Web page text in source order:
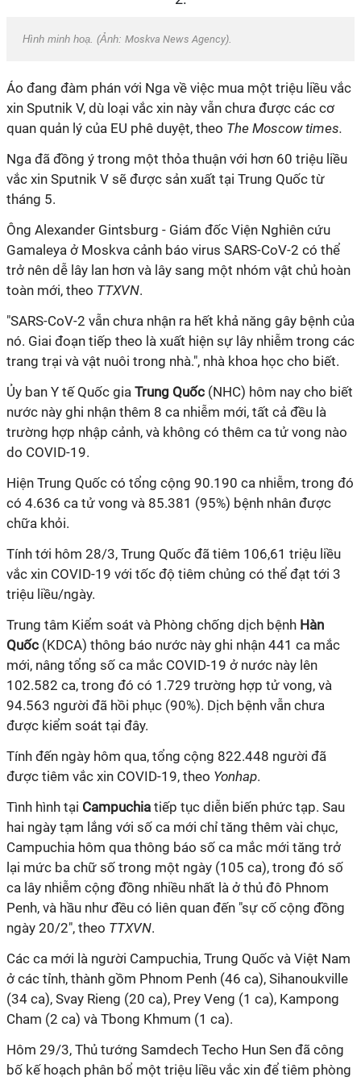
Hình minh hoạ. (Ảnh: Moskva News Agency).
Áo đang đàm phán với Nga về việc mua một triệu liều vắc
xin Sputnik V, dù loại vắc xin này vẫn chưa được các cơ
quan quản lý của EU phê duyệt, theo The Moscow times.
Nga đã đồng ý trong một thỏa thuận với hơn 60 triệu liều
vắc xin Sputnik V sẽ được sản xuất tại Trung Quốc từ
tháng 5.
Ông Alexander Gintsburg - Giám đốc Viện Nghiên cứu
Gamaleya ở Moskva cảnh báo virus SARS-CoV-2 có thể
trở nên dễ lây lan hơn và lây sang một nhóm vật chủ hoàn
toàn mới, theo TTXVN.
"SARS-CoV-2 vẫn chưa nhận ra hết khả năng gây bệnh của
nó. Giai đoạn tiếp theo là xuất hiện sự lây nhiễm trong các
trang trại và vật nuôi trong nhà.", nhà khoa học cho biết.
Ủy ban Y tế Quốc gia Trung Quốc (NHC) hôm nay cho biết
nước này ghi nhận thêm 8 ca nhiễm mới, tất cả đều là
trường hợp nhập cảnh, và không có thêm ca tử vong nào
do COVID-19.
Hiện Trung Quốc có tổng cộng 90.190 ca nhiễm, trong đó
có 4.636 ca tử vong và 85.381 (95%) bệnh nhân được
chữa khỏi.
Tính tới hôm 28/3, Trung Quốc đã tiêm 106,61 triệu liều
vắc xin COVID-19 với tốc độ tiêm chủng có thể đạt tới 3
triệu liều/ngày.
Trung tâm Kiểm soát và Phòng chống dịch bệnh Hàn
Quốc (KDCA) thông báo nước này ghi nhận 441 ca mắc
mới, nâng tổng số ca mắc COVID-19 ở nước này lên
102.582 ca, trong đó có 1.729 trường hợp tử vong, và
94.563 người đã hồi phục (90%). Dịch bệnh vẫn chưa
được kiểm soát tại đây.
Tính đến ngày hôm qua, tổng cộng 822.448 người đã
được tiêm vắc xin COVID-19, theo Yonhap.
Tình hình tại Campuchia tiếp tục diễn biến phức tạp. Sau
hai ngày tạm lắng với số ca mới chỉ tăng thêm vài chục,
Campuchia hôm qua thông báo số ca mắc mới tăng trở
lại mức ba chữ số trong một ngày (105 ca), trong đó số
ca lây nhiễm cộng đồng nhiều nhất là ở thủ đô Phnom
Penh, và hầu như đều có liên quan đến "sự cố cộng đồng
ngày 20/2", theo TTXVN.
Các ca mới là người Campuchia, Trung Quốc và Việt Nam
ở các tỉnh, thành gồm Phnom Penh (46 ca), Sihanoukville
(34 ca), Svay Rieng (20 ca), Prey Veng (1 ca), Kampong
Cham (2 ca) và Tbong Khmum (1 ca).
Hôm 29/3, Thủ tướng Samdech Techo Hun Sen đã công
bố kế hoạch phân bổ một triệu liều vắc xin để tiêm phòng